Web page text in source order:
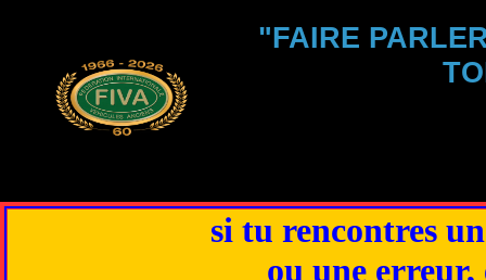
"FAIRE
si tu rencontres
ou une